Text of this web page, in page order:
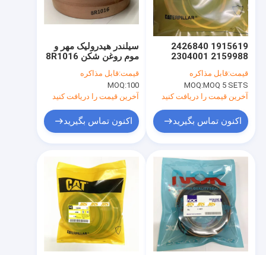
سیلندر هیدرولیک مهر و
موم روغن شکن 8R1016
استفاده از WEAR RING
WR
قیمت:قابل مذاکره
MOQ:100
آخرین قیمت را دریافت کنید
اکنون تماس بگیرید
1915619 2426840
2159988 2304001
E320B E320C E330B
E330C E330D E325
E325B E325C E325D
قیمت:قابل مذاکره
MOQ:MOQ 5 SETS
آخرین قیمت را دریافت کنید
اکنون تماس بگیرید